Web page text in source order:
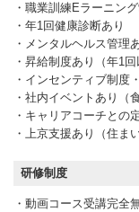
・職業訓練Eラーニン
・年1回健康診断
・メンタルヘルス管理
・昇給制度あり（年1回
・インセンティブ制度
・社内イベントあり（
・キャリアコーチとの
・上京支援あり（住ま
研修制度
・動画コース受講完全